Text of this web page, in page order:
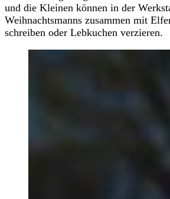
und die Kleinen können in der
Weihnachtsmanns zusammen mit
schreiben oder Lebkuchen verzieren.